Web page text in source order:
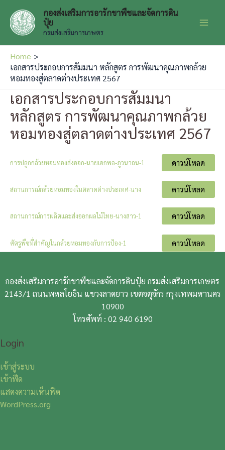
content
กองส่งเสริมการอารักขาพืชและจัดการดิน
ปุ๋ย
กรมส่งเสริมการเกษตร
Home
เอกสารประกอบการสัมมนา หลักสูตร การพัฒนาคุณภาพกล้วย
หอมทองสู่ตลาดต่างประเทศ 2567
เอกสารประกอบการสัมมนา
หลักสูตร การพัฒนาคุณภาพกล้วย
หอมทองสู่ตลาดต่างประเทศ 2567
การปลูกกล้วยหอมทองส่งออก-นายเอกพล-ภูวนาถน-1 ดาวน์โหลด
สถานการณ์กล้วยหอมทองในตลาดต่างประเทศ-นาง ดาวน์โหลด
สถานการณ์การผลิตและส่งออกผลไม้ไทย-นางสาว-1 ดาวน์โหลด
ศัตรูพืชที่สำคัญในกล้วยหอมทองกับการป้อง-1 ดาวน์โหลด
กองส่งเสริมการอารักขาพืชและจัดการดินปุ๋ย กรมส่งเสริมการเกษตร
2143/1 ถนนพหลโยธิน แขวงลาดยาว เขตจตุจักร กรุงเทพมหานคร
10900
โทรศัพท์ : 02 940 6190
Login
เข้าสู่ระบบ
เข้าฟีด
แสดงความเห็นฟีด
WordPress.org